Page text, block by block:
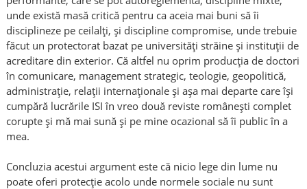
unde există masă critică pentru ca aceia mai buni să îi
disciplineze pe ceilalți, și discipline compromise, unde trebuie
făcut un protectorat bazat pe universități străine și instituții de
acreditare din exterior. Că altfel nu oprim producția de doctori
în comunicare, management strategic, teologie, geopolitică,
administrație, relații internaționale și așa mai departe care își
cumpără lucrările ISI în vreo două reviste românești complet
corupte și mă mai sună și pe mine ocazional să îi public în a
mea.
Concluzia acestui argument este că nicio lege din lume nu
poate oferi protecție acolo unde normele sociale nu sunt